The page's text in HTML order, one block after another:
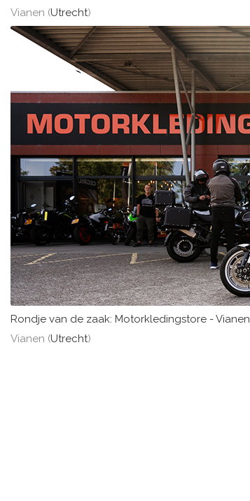
Vianen (Utrecht)
Rondje van de zaak: Motorkledingstore - Vianen
Vianen (Utrecht)